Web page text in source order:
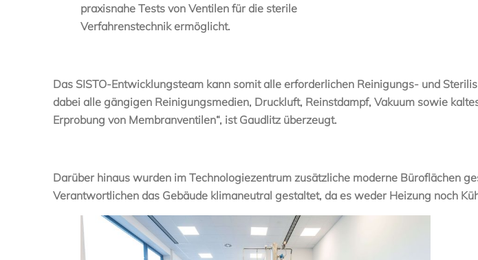
praxisnahe Tests von Ventilen für die sterile
Verfahrenstechnik ermöglicht.
Das SISTO-Entwicklungsteam kann somit alle erforderlichen Reinigungs- und
dabei alle gängigen Reinigungsmedien, Druckluft, Reinstdampf, Vakuum sowie
Erprobung von Membranventilen“, ist Gaudlitz überzeugt.
Darüber hinaus wurden im Technologiezentrum zusätzliche moderne Büroflächen
Verantwortlichen das Gebäude klimaneutral gestaltet, da es weder Heizung noch